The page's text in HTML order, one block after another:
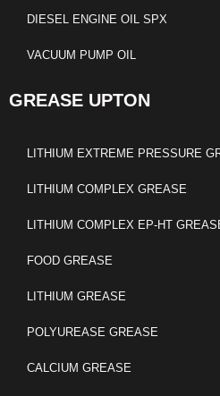
DIESEL ENGINE OIL SPX
VACUUM PUMP OIL
GREASE UPTON
LITHIUM EXTREME PRESSURE
LITHIUM COMPLEX GREASE
LITHIUM COMPLEX EP-HT
FOOD GREASE
LITHIUM GREASE
POLYUREASE GREASE
CALCIUM GREASE